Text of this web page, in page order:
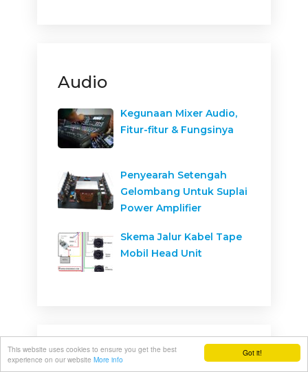
Got it!
This website uses cookies to ensure you get the best
experience on our website More info
Audio
Kegunaan Mixer Audio,
Fitur-fitur & Fungsinya
Penyearah Setengah
Gelombang Untuk Suplai
Power Amplifier
Skema Jalur Kabel Tape
Mobil Head Unit
Box Speaker